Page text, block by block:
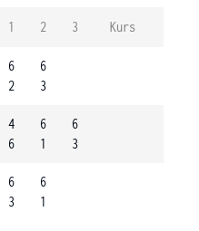
1 2 3 Kurs
6
2
6
3
4
6
6
1
6
3
6
3
6
1